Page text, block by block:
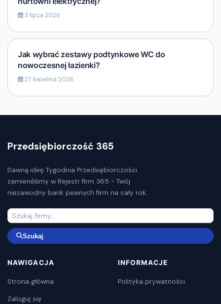
3 lipca 2026
Jak wybrać zestawy podtynkowe WC do
nowoczesnej łazienki?
27 kwietnia 2026
Przedsiębiorczość 365
Dawną ideę Tygodnia Przedsiębiorczości
zamieniliśmy w Rejestr firm 365 - Twój
niezawodny bank pewnych firm na cały rok.
Szukaj
NAWIGACJA
Strona główna
Zaloguj się
INFORMACJE
Polityka prywatności